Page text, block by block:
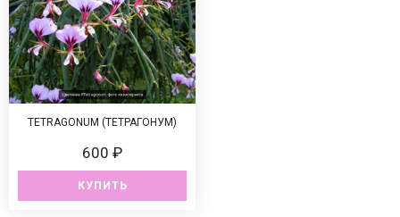
TETRAGONUM (ТЕТРАГОНУМ)
600 ₽
КУПИТЬ